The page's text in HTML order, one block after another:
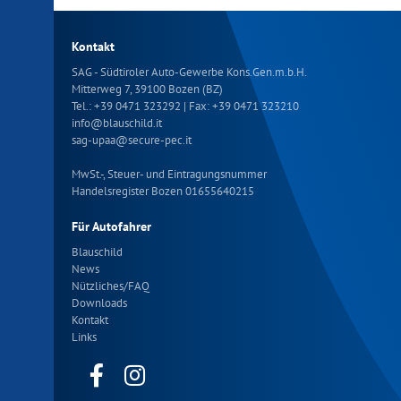
Kontakt
SAG - Südtiroler Auto-Gewerbe Kons.Gen.m.b.H.
Mitterweg 7, 39100 Bozen (BZ)
Tel.:+39 0471 323292 | Fax: +39 0471 323210
info@blauschild.it
sag-upaa@secure-pec.it
MwSt.-, Steuer- und Eintragungsnummer
Handelsregister Bozen 01655640215
Für Autofahrer
Blauschild
News
Nützliches/FAQ
Downloads
Kontakt
Links